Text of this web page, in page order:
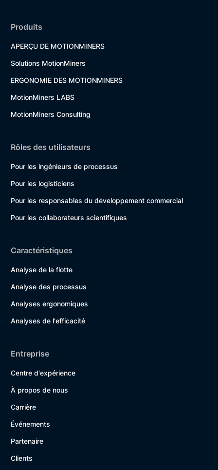
Produits
APERÇU DE MOTIONMINERS
Solutions MotionMiners
ERGONOMIE DES MOTIONMINERS
MotionMiners LABS
MotionMiners Consulting
Rôles des utilisateurs
Pour les ingénieurs de processus
Pour les logisticiens
Pour les responsables du développement commercial
Pour les collaborateurs scientifiques
Caractéristiques
Analyse de la flotte
Analyse des processus
Analyses ergonomiques
Analyses de l'efficacité
Entreprise
Centre d'expérience
À propos de nous
Carrière
Événements
Partenaire
Clients